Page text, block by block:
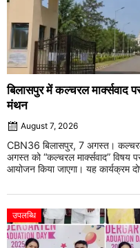
बिलासपुर में कल्चरल मार्क्सवाद
मंथन
August 7, 2026
CBN36 बिलासपुर, 7 अगस्त। कल्चरल
अगस्त को “कल्चरल मार्क्सवाद” विषय
आयोजन किया जाएगा। यह कार्यक्रम
उपलब्धि